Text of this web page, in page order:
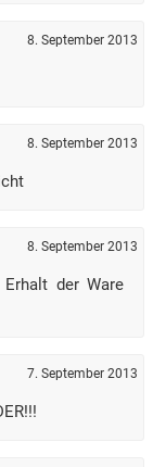
8. September 2013
8. September 2013
8. September 2013
der Ware
7. September 2013